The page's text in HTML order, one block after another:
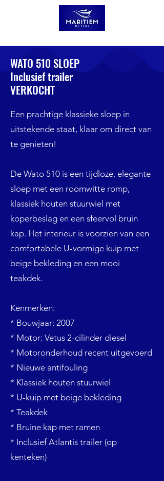
WATO 510 SLOEP
Inclusief trailer
VERKOCHT
Een prachtige klassieke sloep in
uitstekende staat, klaar om direct van
te genieten!
De Wato 510 is een tijdloze, elegante
sloep met een roomwitte romp,
klassiek houten stuurwiel met
koperbeslag en een sfeervol bruin
kap. Het interieur is voorzien van een
comfortabele U-vormige kuip met
beige bekleding en een mooi
teakdek.
Kenmerken:
* Bouwjaar: 2007
* Motor: Vetus 2-cilinder diesel
* Motoronderhoud recent uitgevoerd
* Nieuwe antifouling
* Klassiek houten stuurwiel
* U-kuip met beige bekleding
* Teakdek
* Bruine kap met ramen
* Inclusief Atlantis trailer (op
kenteken)